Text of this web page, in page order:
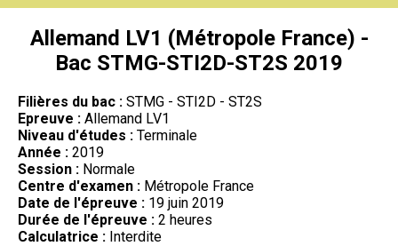
Allemand LV1 (Métropole France) -
Bac STMG-STI2D-ST2S 2019
Filières du bac : STMG - STI2D - ST2S
Epreuve : Allemand LV1
Niveau d'études : Terminale
Année : 2019
Session : Normale
Centre d'examen : Métropole France
Date de l'épreuve : 19 juin 2019
Durée de l'épreuve : 2 heures
Calculatrice : Interdite